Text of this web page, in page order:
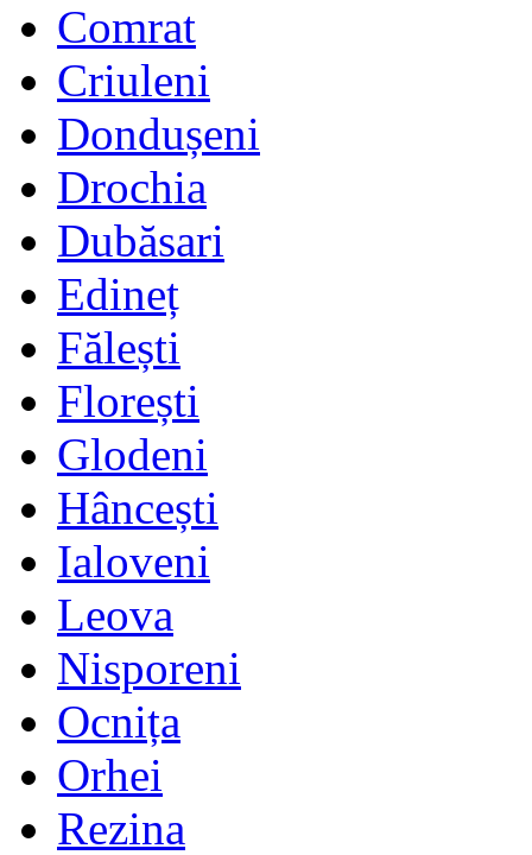
Comrat
Criuleni
Dondușeni
Drochia
Dubăsari
Edineț
Fălești
Florești
Glodeni
Hâncești
Ialoveni
Leova
Nisporeni
Ocnița
Orhei
Rezina